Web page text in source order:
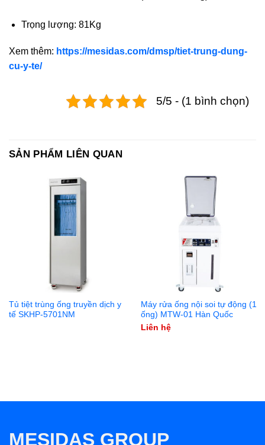
Trọng lượng: 81Kg
Xem thêm: https://mesidas.com/dmsp/tiet-trung-dung-
cu-y-te/
5/5 - (1 bình chọn)
SẢN PHẨM LIÊN QUAN
Tủ tiệt trùng ống truyền dịch y
tế SKHP-5701NM
Máy rửa ống nội soi tự động (1
ống) MTW-01 Hàn Quốc
Liên hệ
MESIDAS GROUP